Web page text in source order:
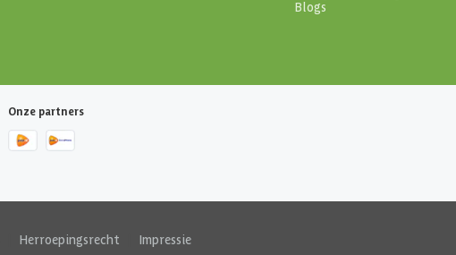
Blogs
Onze partners
Herroepingsrecht Impressie